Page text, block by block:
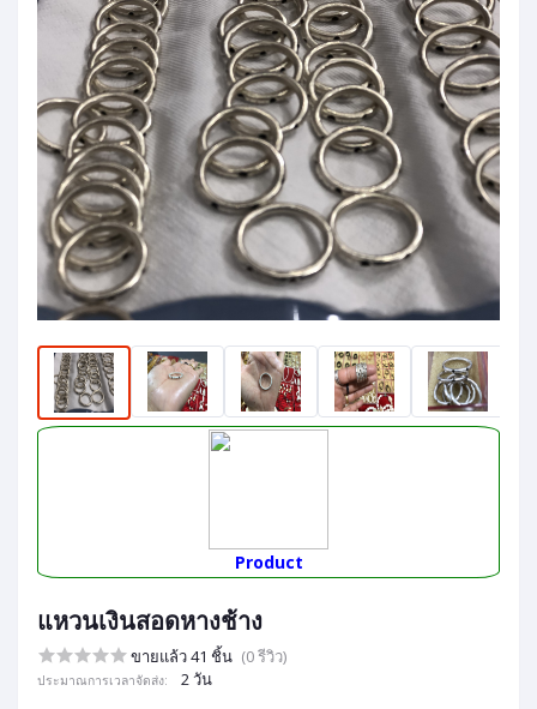
Product
แหวนเงินสอดหางช้าง
ขายแล้ว 41 ชิ้น (0 รีวิว)
ประมาณการเวลาจัดส่ง: 2 วัน